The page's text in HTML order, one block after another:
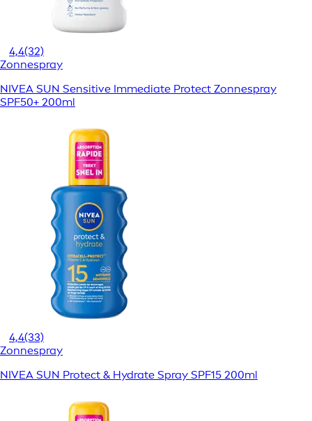
4,4(32)
Zonnespray
NIVEA SUN Sensitive Immediate Protect Zonnespray
SPF50+ 200ml
4,4(33)
Zonnespray
NIVEA SUN Protect & Hydrate Spray SPF15 200ml